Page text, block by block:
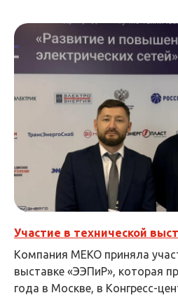
Участие в технической
Компания МЕКО приняла
выставке «ЭЭПиР», которая
года в Москве, в Конгресс-